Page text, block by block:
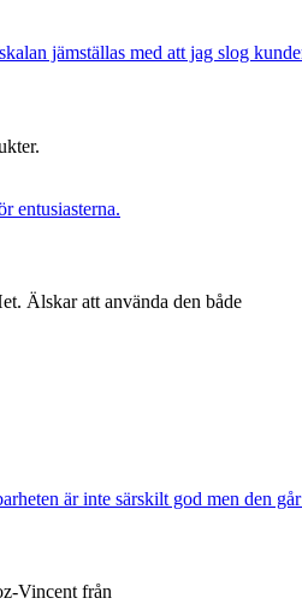
Älskar att använda den både
Vincent från